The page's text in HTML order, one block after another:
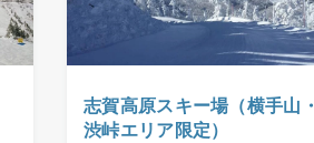
志賀高原スキー場（横手山・
渋峠エリア限定）